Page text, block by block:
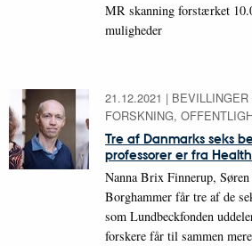
MR skanning forstærket
muligheder
21.12.2021 |
FORSKNING,
Tre af Danmarks seks
professorer er fra Health
Nanna Brix Finnerup,
Borghammer får tre af de
som Lundbeckfonden
forskere får til sammen